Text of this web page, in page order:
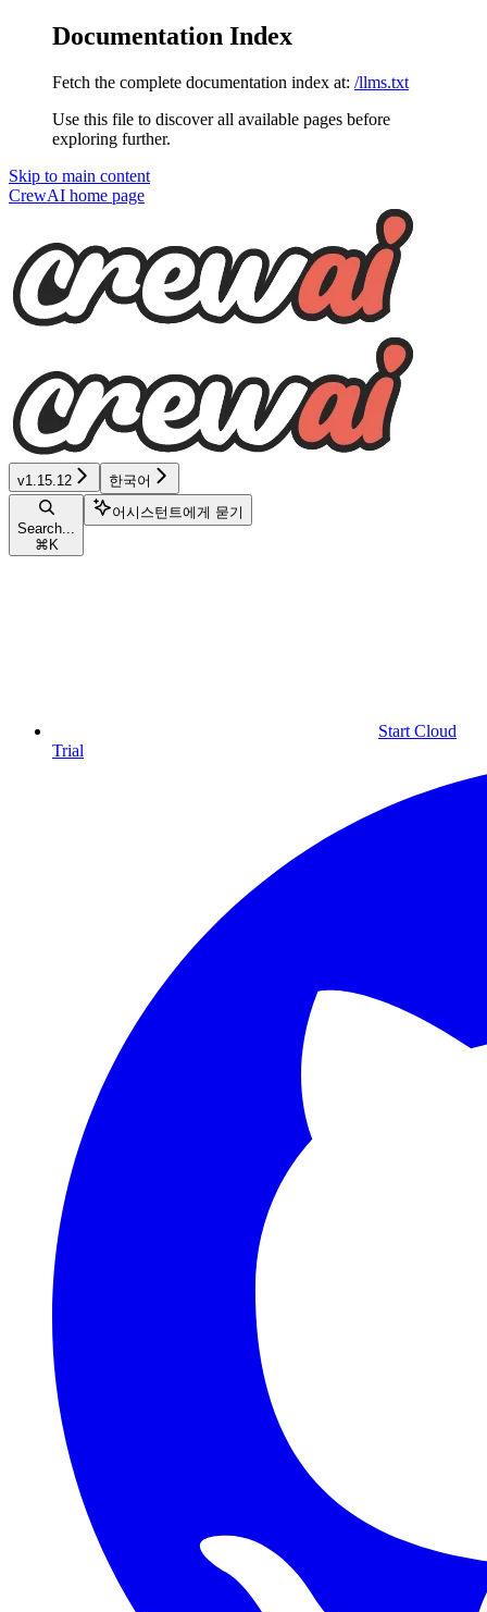
Documentation Index
Fetch the complete documentation index at: /llms.txt
Use this file to discover all available pages before
exploring further.
Skip to main content
CrewAI home page
v1.15.12 한국어
Search...
⌘ K
어시스턴트에게 묻기
Start Cloud
Trial